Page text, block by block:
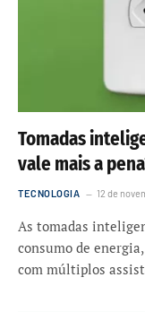
Tomadas
vale mais a
TECNOLOGIA 12 de
As tomadas
consumo de
com múltiplos